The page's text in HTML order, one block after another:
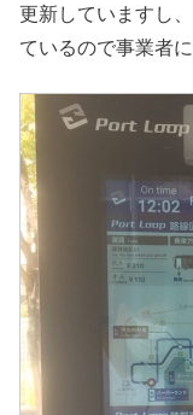
更新していますし、
ているので事業者